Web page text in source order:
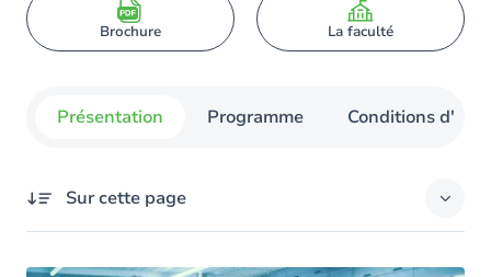
Brochure La faculté
Présentation Programme Conditions
Sur cette page